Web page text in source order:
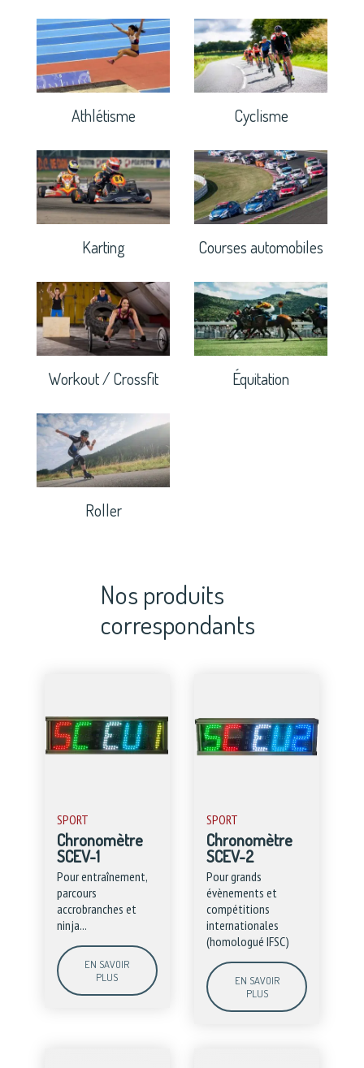
Athlétisme Cyclisme
Karting Courses automobiles
Workout / Crossfit Équitation
Roller
Nos produits
correspondants
SPORT
Chronomètre
SCEV-1
Pour entraînement,
parcours
accrobranches et
ninja...
EN SAVOIR
PLUS
SPORT
Chronomètre
SCEV-2
Pour grands
évènements et
compétitions
internationales
(homologué IFSC)
EN SAVOIR
PLUS